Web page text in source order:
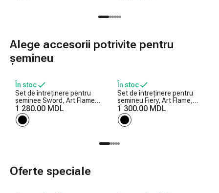
Alege accesorii potrivite pentru
șemineu
În stoc
Set de întreținere pentru
șeminee Sword, Art Flame,
750x250x250 mm
1 280.00 MDL
În stoc
Set de întreținere pentru
șemineu Fiery, Art Flame,
730x300x200 mm
1 300.00 MDL
Oferte speciale